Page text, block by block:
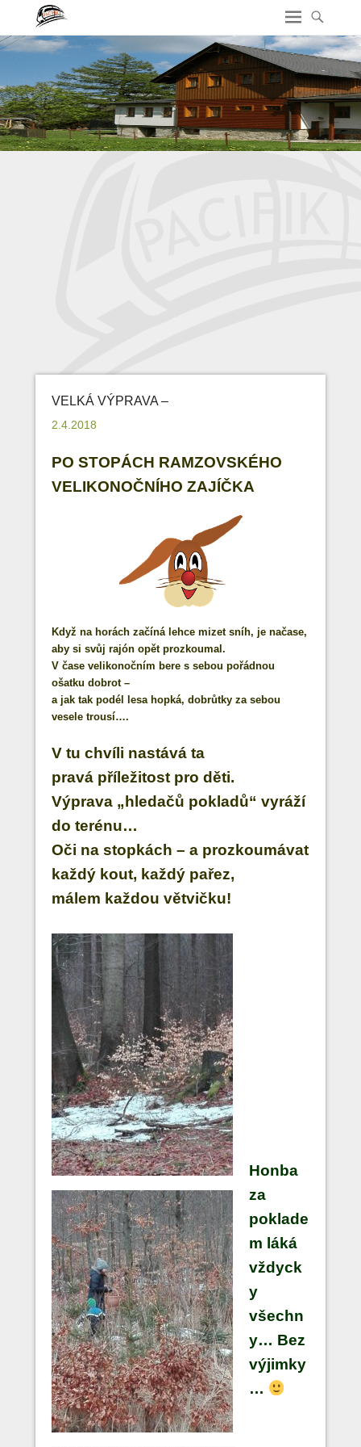
VELKÁ VÝPRAVA –
2.4.2018
PO STOPÁCH RAMZOVSKÉHO
VELIKONOČNÍHO ZAJÍČKA
Když na horách začíná lehce mizet sníh, je načase,
aby si svůj rajón opět prozkoumal.
V čase velikonočním bere s sebou pořádnou
ošatku dobrot –
a jak tak podél lesa hopká, dobrůtky za sebou
vesele trousí….
V tu chvíli nastává ta
pravá příležitost pro děti.
Výprava „hledačů pokladů“ vyráží
do terénu…
Oči na stopkách – a prozkoumávat
každý kout, každý pařez,
málem každou větvičku!
Honba
za
poklade
m láká
vždyck
y
všechn
y… Bez
výjimky
…